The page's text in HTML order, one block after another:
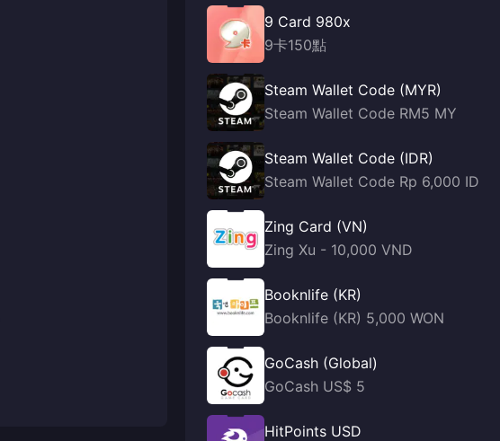
9 Card 980x
9卡150點
Steam Wallet Code (MYR)
Steam Wallet Code RM5 MY
Steam Wallet Code (IDR)
Steam Wallet Code Rp 6,000 ID
Zing Card (VN)
Zing Xu - 10,000 VND
Booknlife (KR)
Booknlife (KR) 5,000 WON
GoCash (Global)
GoCash US$ 5
HitPoints USD